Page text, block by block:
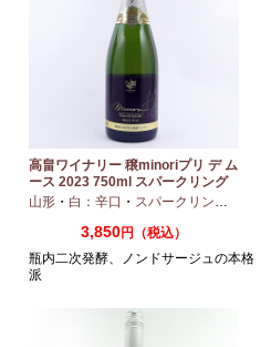
高畠ワイナリー 穣minoriプリ デ ム
ース 2023 750ml スパークリング
ワイン
山形 ・ 白：辛口 ・ スパークリングワイン
3,850円（税込）
瓶内二次発酵、ノンドサージュの本格
派